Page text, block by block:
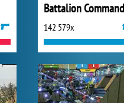
Battalion
142 579x